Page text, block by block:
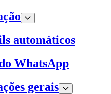
automáticos
WhatsApp
gerais